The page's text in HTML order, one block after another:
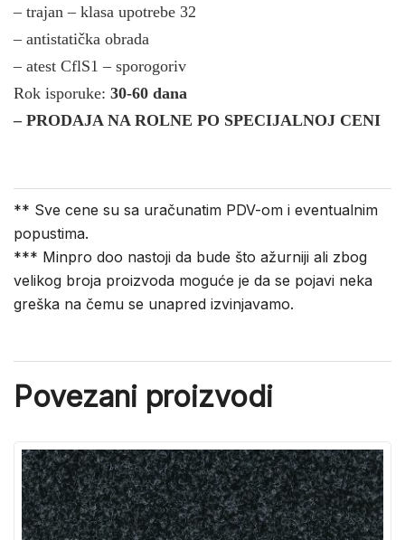
– trajan – klasa upotrebe 32
– antistatička obrada
– atest CflS1 – sporogoriv
Rok isporuke: 30-60 dana
– PRODAJA NA ROLNE PO SPECIJALNOJ CENI
** Sve cene su sa uračunatim PDV-om i eventualnim
popustima.
*** Minpro doo nastoji da bude što ažurniji ali zbog
velikog broja proizvoda moguće je da se pojavi neka
greška na čemu se unapred izvinjavamo.
Povezani proizvodi